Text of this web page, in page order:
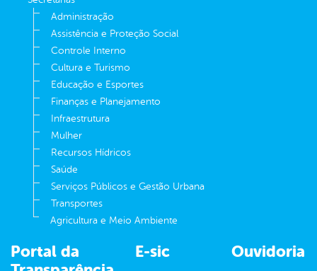
Administração
Assistência e Proteção Social
Controle Interno
Cultura e Turismo
Educação e Esportes
Finanças e Planejamento
Infraestrutura
Mulher
Recursos Hídricos
Saúde
Serviços Públicos e Gestão Urbana
Transportes
Agricultura e Meio Ambiente
Portal da
E-sic Ouvidoria